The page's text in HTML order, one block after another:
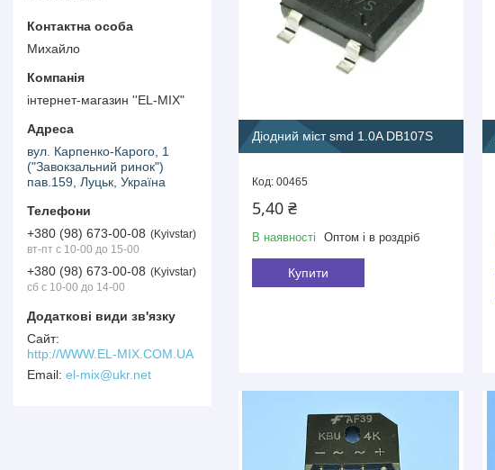
Діодний міст smd 1.0A DB107S
00465
5,40 ₴
В наявності Оптом і в роздріб
Купити
Михайло
інтернет-магазин ''EL-MIX"
вул. Карпенко-Карого, 1
("Завокзальний ринок")
пав.159, Луцьк, Україна
+380 (98) 673-00-08
Kyivstar
вт-пт с 10-00 до 15-00
+380 (98) 673-00-08
Kyivstar
сб с 10-00 до 14-00
http://WWW.EL-MIX.COM.UA
el-mix@ukr.net